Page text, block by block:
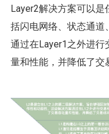
Layer2解决方案可以
括闪电网络、状态通道
通过在Layer1之外进行
量和性能，并降低了交